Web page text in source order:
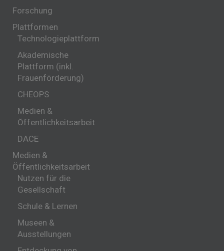
Forschung
Plattformen
Technologieplattform
Akademische
Plattform (inkl.
Frauenförderung)
CHEOPS
Medien &
Öffentlichkeitsarbeit
DACE
Medien &
Öffentlichkeitsarbeit
Nutzen für die
Gesellschaft
Schule & Lernen
Museen &
Ausstellungen